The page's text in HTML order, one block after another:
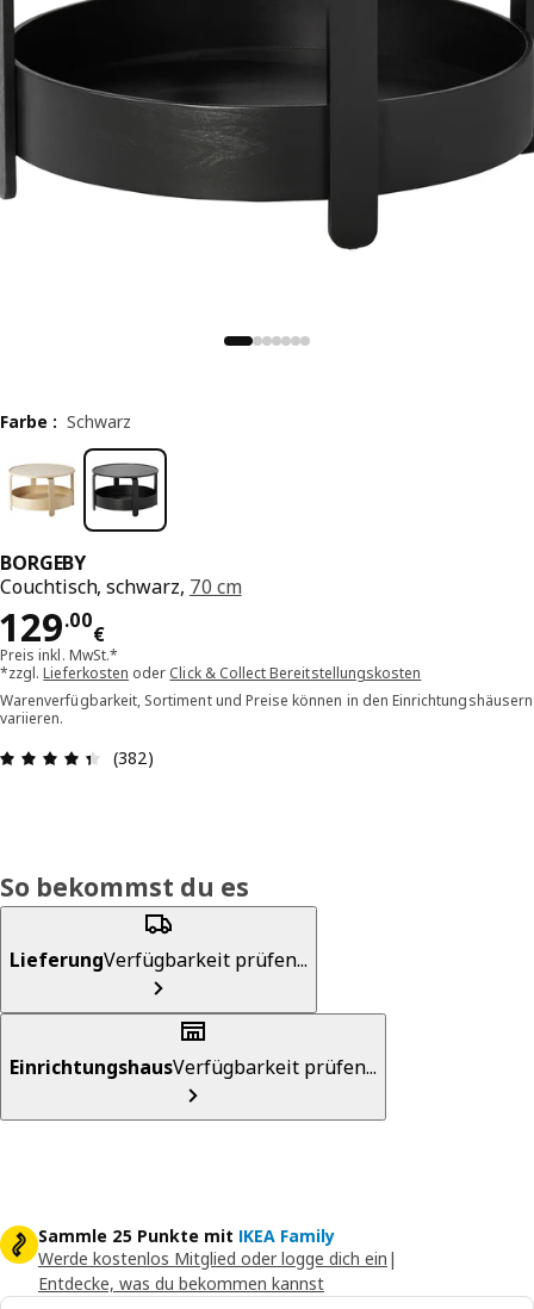
BORGEBY
Couchtisch, schwarz, 70 cm
129.00
€
Preis 129.00€
Preis inkl. MwSt.*
*zzgl.Lieferkosten oder Click & Collect Bereitstellungskosten
Warenverfügbarkeit, Sortiment und Preise können in den Einrichtungshäusern
variieren.
Bewertung: 4.4 von 5 Sterne Alle Bewertungen:
(382)
Farbe : Schwarz
So bekommst du es
LieferungVerfügbarkeit prüfen...
EinrichtungshausVerfügbarkeit prüfen...
Sammle 25 Punkte mit IKEA Family
Werde kostenlos Mitglied oder logge dich ein |
Entdecke, was du bekommen kannst